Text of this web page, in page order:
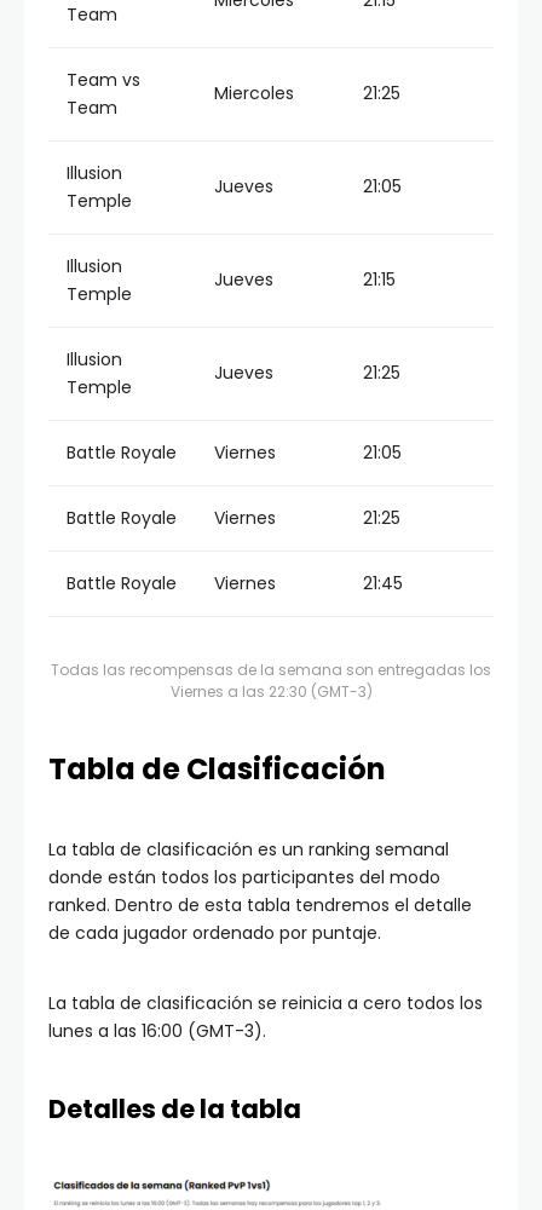
Team
Team vs
Team
Miercoles 21:25
Illusion
Temple
Jueves 21:05
Illusion
Temple
Jueves 21:15
Illusion
Temple
Jueves 21:25
Battle Royale Viernes 21:05
Battle Royale Viernes 21:25
Battle Royale Viernes 21:45
Todas las recompensas de la semana son entregadas los
Viernes a las 22:30 (GMT-3)
Tabla de Clasificación
La tabla de clasificación es un ranking semanal
donde están todos los participantes del modo
ranked. Dentro de esta tabla tendremos el detalle
de cada jugador ordenado por puntaje.
La tabla de clasificación se reinicia a cero todos los
lunes a las 16:00 (GMT-3).
Detalles de la tabla